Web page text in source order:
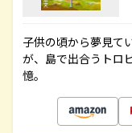
子供の頃から夢見て
が、島で出合うトロ
憶。